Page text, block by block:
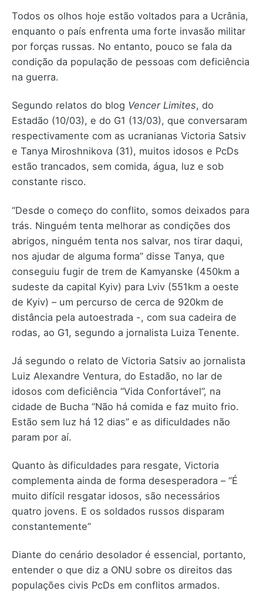
Todos os olhos hoje estão voltados para a Ucrânia,
enquanto o país enfrenta uma forte invasão militar
por forças russas. No entanto, pouco se fala da
condição da população de pessoas com deficiência
na guerra.
Segundo relatos do blog Vencer Limites, do
Estadão (10/03), e do G1 (13/03), que conversaram
respectivamente com as ucranianas Victoria Satsiv
e Tanya Miroshnikova (31), muitos idosos e PcDs
estão trancados, sem comida, água, luz e sob
constante risco.
“Desde o começo do conflito, somos deixados para
trás. Ninguém tenta melhorar as condições dos
abrigos, ninguém tenta nos salvar, nos tirar daqui,
nos ajudar de alguma forma” disse Tanya, que
conseguiu fugir de trem de Kamyanske (450km a
sudeste da capital Kyiv) para Lviv (551km a oeste
de Kyiv) – um percurso de cerca de 920km de
distância pela autoestrada -, com sua cadeira de
rodas, ao G1, segundo a jornalista Luiza Tenente.
Já segundo o relato de Victoria Satsiv ao jornalista
Luiz Alexandre Ventura, do Estadão, no lar de
idosos com deficiência “Vida Confortável”, na
cidade de Bucha “Não há comida e faz muito frio.
Estão sem luz há 12 dias” e as dificuldades não
param por aí.
Quanto às dificuldades para resgate, Victoria
complementa ainda de forma desesperadora – “É
muito difícil resgatar idosos, são necessários
quatro jovens. E os soldados russos disparam
constantemente”
Diante do cenário desolador é essencial, portanto,
entender o que diz a ONU sobre os direitos das
populações civis PcDs em conflitos armados.